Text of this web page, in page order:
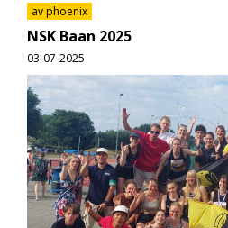
av phoenix
NSK Baan 2025
03-07-2025